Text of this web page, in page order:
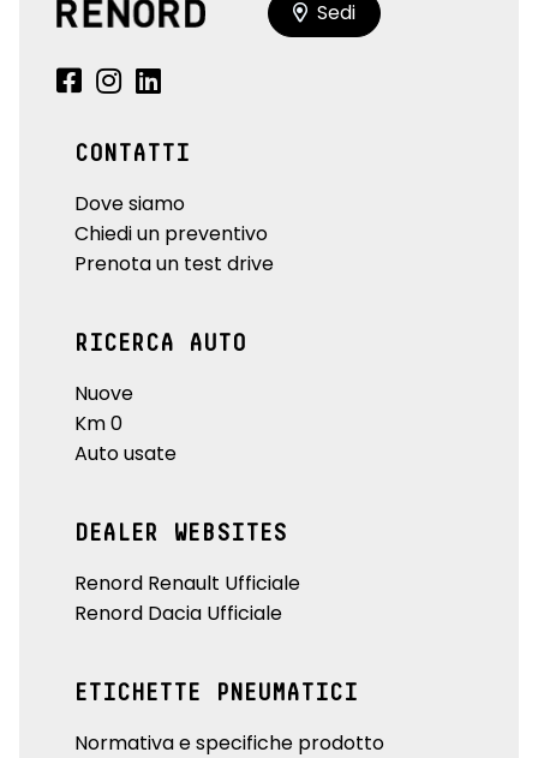
Sedi
CONTATTI
Dove siamo
Chiedi un preventivo
Prenota un test drive
RICERCA AUTO
Nuove
Km 0
Auto usate
DEALER WEBSITES
Renord Renault Ufficiale
Renord Dacia Ufficiale
ETICHETTE PNEUMATICI
Normativa e specifiche prodotto